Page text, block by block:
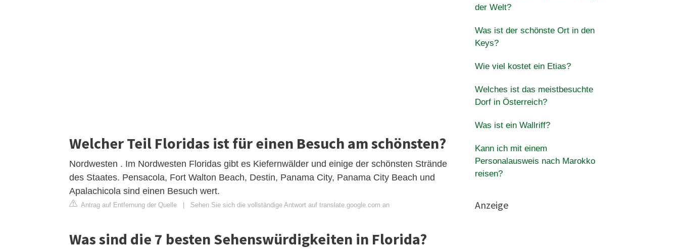
Welcher Teil Floridas ist für einen Besuch am schönsten?
Nordwesten . Im Nordwesten Floridas gibt es Kiefernwälder und einige der schönsten Strände
des Staates. Pensacola, Fort Walton Beach, Destin, Panama City, Panama City Beach und
Apalachicola sind einen Besuch wert.
Antrag auf Entfernung der Quelle Sehen Sie sich die vollständige Antwort auf translate.google.com an
Was sind die 7 besten Sehenswürdigkeiten in Florida?
der Welt?
Was ist der schönste Ort in den
Keys?
Wie viel kostet ein Etias?
Welches ist das meistbesuchte
Dorf in Österreich?
Was ist ein Wallriff?
Kann ich mit einem
Personalausweis nach Marokko
reisen?
Anzeige